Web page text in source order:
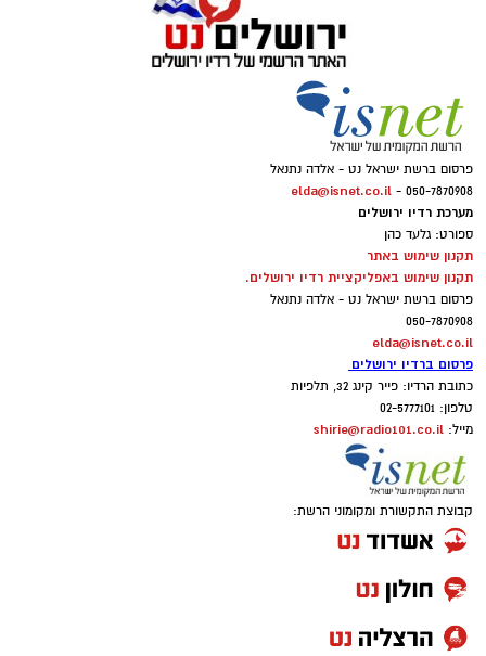
פרסום ברשת ישראל נט - אלדה נתנאל
050-7870908 -
elda@isnet.co.il
מערכת רדיו ירושלים
ספורט: גלעד כהן
תקנון שימוש באתר
תקנון שימוש באפליקציית רדיו ירושלים.
פרסום ברשת ישראל נט - אלדה נתנאל
050-7870908
elda@isnet.co.il
פרסום ברדיו ירושלים
כתובת הרדיו: פייר קינג 32, תלפיות
טלפון: 02-5777101
מייל: shirie@radio101.co.il
קבוצת התקשורת ומקומוני הרשת: